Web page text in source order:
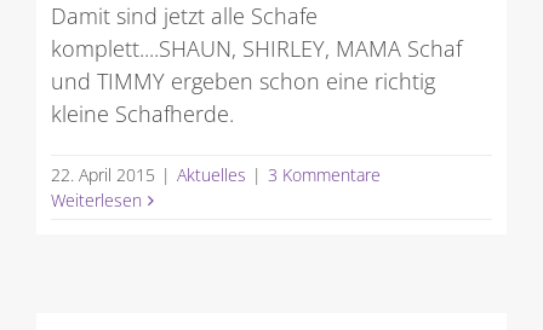
Damit sind jetzt alle Schafe
komplett....SHAUN, SHIRLEY, MAMA Schaf
und TIMMY ergeben schon eine richtig
kleine Schafherde.
22. April 2015 | Aktuelles | 3 Kommentare
Weiterlesen